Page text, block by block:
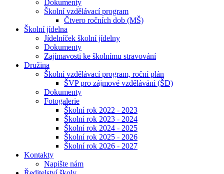
Dokumenty
Školní vzdělávací program
Čtvero ročních dob (MŠ)
Školní jídelna
Jídelníček školní jídelny
Dokumenty
Zajímavosti ke školnímu stravování
Družina
Školní vzdělávací program, roční plán
ŠVP pro zájmové vzdělávání (ŠD)
Dokumenty
Fotogalerie
Školní rok 2022 - 2023
Školní rok 2023 - 2024
Školní rok 2024 - 2025
Školní rok 2025 - 2026
Školní rok 2026 - 2027
Kontakty
Napište nám